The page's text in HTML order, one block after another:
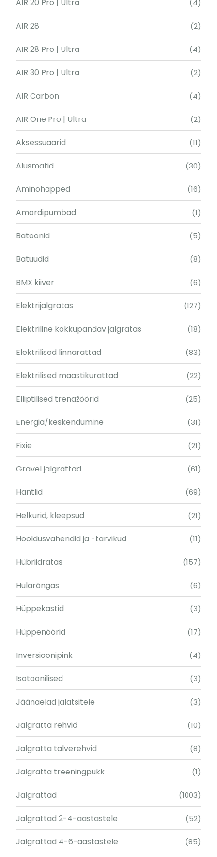
AIR 20 Pro | Ultra (4)
AIR 28 (2)
AIR 28 Pro | Ultra (4)
AIR 30 Pro | Ultra (2)
AIR Carbon (4)
AIR One Pro | Ultra (2)
Aksessuaarid (11)
Alusmatid (30)
Aminohapped (16)
Amordipumbad (1)
Batoonid (5)
Batuudid (8)
BMX kiiver (6)
Elektrijalgratas (127)
Elektriline kokkupandav jalgratas (18)
Elektrilised linnarattad (83)
Elektrilised maastikurattad (22)
Elliptilised trenažöörid (25)
Energia/keskendumine (31)
Fixie (21)
Gravel jalgrattad (61)
Hantlid (69)
Helkurid, kleepsud (21)
Hooldusvahendid ja -tarvikud (11)
Hübriidratas (157)
Hularõngas (6)
Hüppekastid (3)
Hüppenöörid (17)
Inversioonipink (4)
Isotoonilised (3)
Jäänaelad jalatsitele (3)
Jalgratta rehvid (10)
Jalgratta talverehvid (8)
Jalgratta treeningpukk (1)
Jalgrattad (1003)
Jalgrattad 2-4-aastastele (52)
Jalgrattad 4-6-aastastele (85)